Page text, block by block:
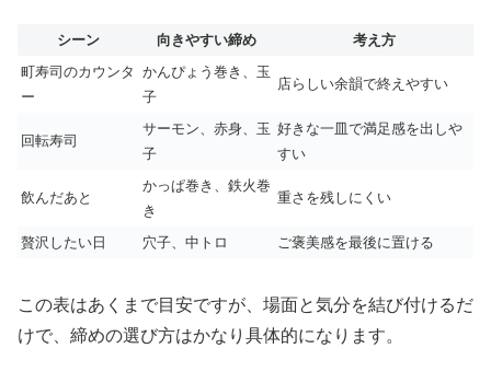
シーン 向きやすい締め
考え方
町寿司のカウンタ
ー
かんぴょう巻き、玉
子
店らしい余韻で終えやすい
回転寿司
サーモン、赤身、玉
子
好きな一皿で満足感を出しや
すい
飲んだあと
かっぱ巻き、鉄火巻
き
重さを残しにくい
贅沢したい日 穴子、中トロ ご褒美感を最後に置ける
この表はあくまで目安ですが、場面と気分を結び付けるだ
けで、締めの選び方はかなり具体的になります。